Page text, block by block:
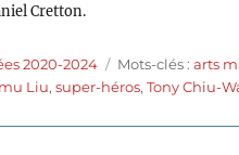
Cretton.
2020-2024 Étiquettes
Mots-clés :arts
Liu,super-héros,Tony Chiu-